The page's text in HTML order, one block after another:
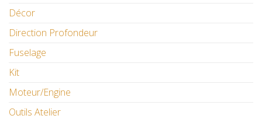
Décor
Direction Profondeur
Fuselage
Kit
Moteur/Engine
Outils Atelier